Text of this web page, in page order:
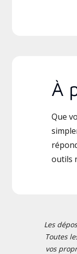
À
Que
outils
Les
Toutes
vos